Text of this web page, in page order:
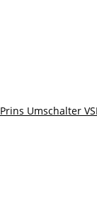
Prins Umschalter